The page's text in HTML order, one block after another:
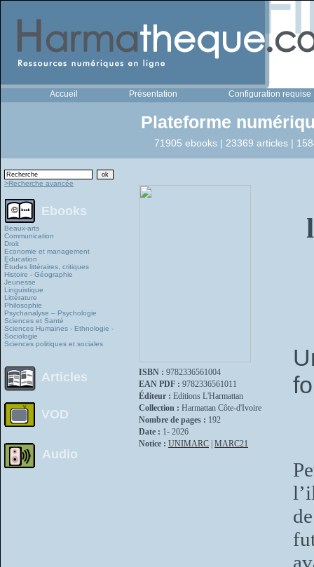
Accueil Présentation Configuration requise
Plateforme
71905 ebooks | 23369 articles |
>Recherche avancée
Ebooks
Beaux-arts
Communication
Droit
Economie et management
Education
Études littéraires, critiques
Histoire - Géographie
Jeunesse
Linguistique
Littérature
Philosophie
Psychanalyse – Psychologie
Sciences et Santé
Sciences Humaines - Ethnologie -
Sociologie
Sciences politiques et sociales
Articles
VOD
Audio
ISBN : 9782336561004
EAN PDF : 9782336561011
Éditeur : Editions L'Harmattan
Collection : Harmattan Côte-d'Ivoire
Nombre de pages : 192
Date : 1- 2026
Notice : UNIMARC MARC21